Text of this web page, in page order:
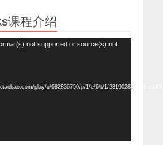
课程介绍
not supported or source(s) not
play/u/682836750/p/1/e/6/t/1/231902857024.mp4?